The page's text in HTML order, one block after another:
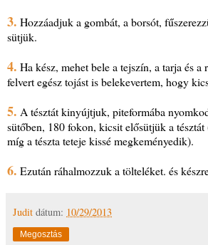
3. Hozzáadjuk a gombát, a borsót,
sütjük.
4. Ha kész, mehet bele a tejszín, a tarja és a
felvert egész tojást is belekevertem, hogy
5. A tésztát kinyújtjuk, piteformába
sütőben, 180 fokon, kicsit elősütjük a
míg a tészta teteje kissé megkeményedik).
6. Ezután ráhalmozzuk a tölteléket. és
Judit dátum: 10/29/2013
Megosztás